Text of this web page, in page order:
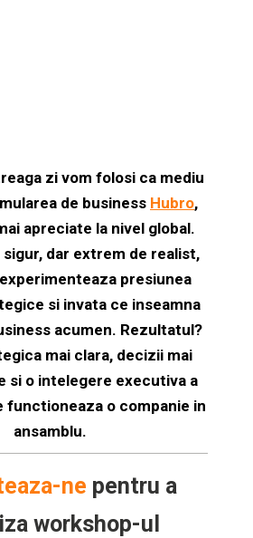
zi vom folosi ca mediu
de business Hubro,
apreciate la nivel global.
dar extrem de realist,
presiunea
si invata ce inseamna
acumen. Rezultatul?
mai clara, decizii mai
si o intelegere executiva a
functioneaza o companie in
ansamblu.
ne pentru a
workshop-ul